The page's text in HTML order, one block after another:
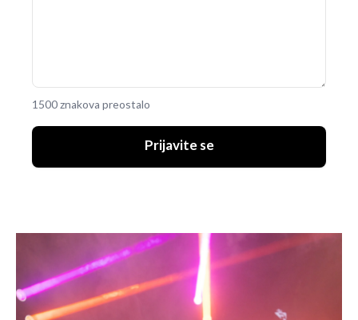
1500 znakova preostalo
Prijavite se